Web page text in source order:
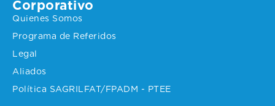
Corporativo
Quienes Somos
Programa de Referidos
Legal
Aliados
Política SAGRILFAT/FPADM - PTEE